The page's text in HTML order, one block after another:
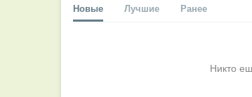
Новые Лучшие Ранее
Никто